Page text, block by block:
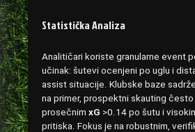
Statistička Analiza
Analitičari koriste granularne event
učinak: šutevi ocenjeni po uglu i
assist situacije. Klubske baze
na primer, prospektni skauting
prosečnim xG >0.14 po šutu i
pritiska. Fokus je na robustnim,